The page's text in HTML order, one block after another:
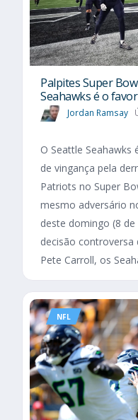
Palpites Super
Seahawks é o
Jordan Ramsay
O Seattle
de vingança pela
Patriots no Super
mesmo adversário
deste domingo (8
decisão
Pete Carroll, os
NFL